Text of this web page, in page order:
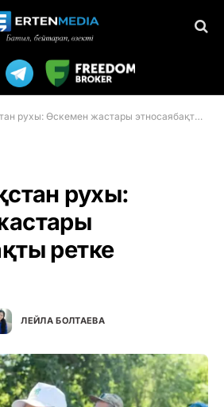
Өскемен жастары этносаябақты ретке келтірді
рухы:
ретке
ЛЕЙЛА БОЛТАЕВА